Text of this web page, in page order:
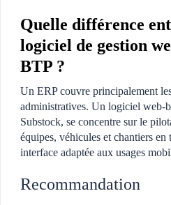
Quelle différence
logiciel de gestion
BTP ?
Un ERP couvre principalement
administratives. Un logiciel web-
Substock, se concentre sur le
équipes, véhicules et chantiers en
interface adaptée aux usages
Recommandation